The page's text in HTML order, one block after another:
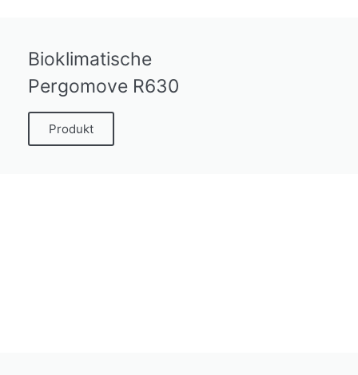
Bioklimatische
Pergomove R630
Produkt